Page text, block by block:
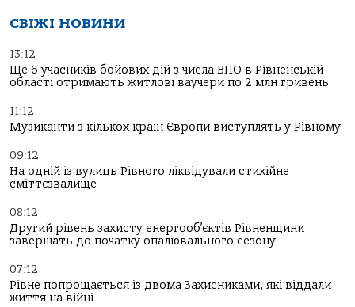
СВІЖІ НОВИНИ
13:12
Ще 6 учасників бойових дій з числа ВПО в Рівненській
області отримають житлові ваучери по 2 млн гривень
11:12
Музиканти з кількох країн Європи виступлять у Рівному
09:12
На одній із вулиць Рівного ліквідували стихійне
сміттєзвалище
08:12
Другий рівень захисту енергооб’єктів Рівненщини
завершать до початку опалювального сезону
07:12
Рівне попрощається із двома Захисниками, які віддали
життя на війні